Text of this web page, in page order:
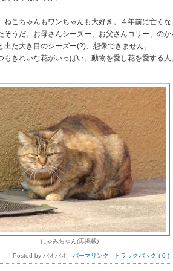
こちゃんもワンちゃんも大好き。４年前に亡くな
そうだ。お母さんシーズー、お父さんコリー、のか
た大き目のシーズー(?)、想像できません。
きれいな花がいっぱい。動物を愛し花を愛する人
にゃみちゃん(再掲載)
Posted by パオパオ パーマリンク トラックバック ( 0 )